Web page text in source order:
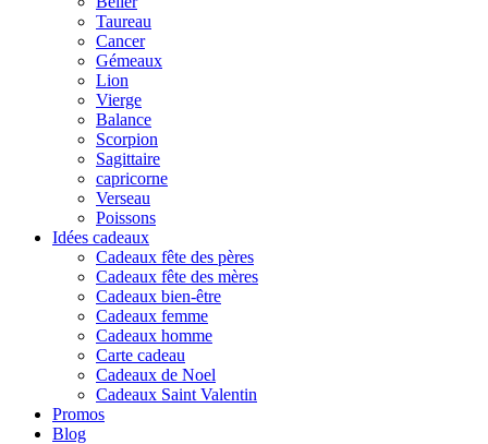
Taureau
Cancer
Gémeaux
Lion
Vierge
Balance
Scorpion
Sagittaire
capricorne
Verseau
Poissons
Idées cadeaux
Cadeaux fête des pères
Cadeaux fête des mères
Cadeaux bien-être
Cadeaux femme
Cadeaux homme
Carte cadeau
Cadeaux de Noel
Cadeaux Saint Valentin
Promos
Blog